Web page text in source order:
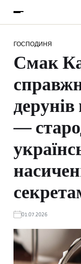
ГОСПОДИНЯ
Смак
—
01.07.2026